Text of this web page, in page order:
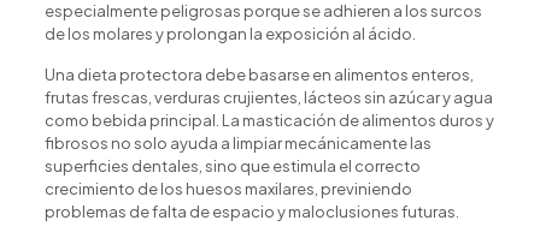
especialmente peligrosas porque se adhieren a los surcos
de los molares y prolongan la exposición al ácido.
Una dieta protectora debe basarse en alimentos enteros,
frutas frescas, verduras crujientes, lácteos sin azúcar y agua
como bebida principal. La masticación de alimentos duros y
fibrosos no solo ayuda a limpiar mecánicamente las
superficies dentales, sino que estimula el correcto
crecimiento de los huesos maxilares, previniendo
problemas de falta de espacio y maloclusiones futuras.